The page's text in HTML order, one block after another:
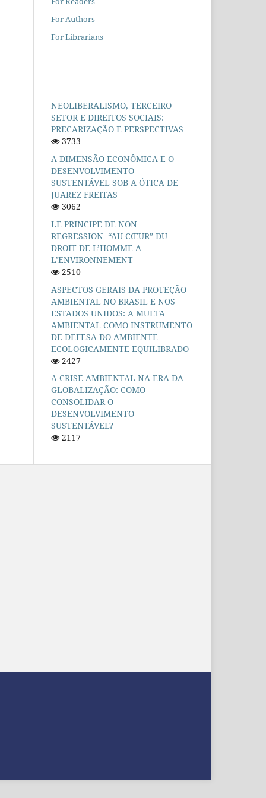
For Authors
For Librarians
NEOLIBERALISMO, TERCEIRO
SETOR E DIREITOS SOCIAIS:
PRECARIZAÇÃO E PERSPECTIVAS
3733
A DIMENSÃO ECONÔMICA E O
DESENVOLVIMENTO
SUSTENTÁVEL SOB A ÓTICA DE
JUAREZ FREITAS
3062
LE PRINCIPE DE NON
REGRESSION “AU CŒUR” DU
DROIT DE L’HOMME A
L’ENVIRONNEMENT
2510
ASPECTOS GERAIS DA PROTEÇÃO
AMBIENTAL NO BRASIL E NOS
ESTADOS UNIDOS: A MULTA
AMBIENTAL COMO INSTRUMENTO
DE DEFESA DO AMBIENTE
ECOLOGICAMENTE EQUILIBRADO
2427
A CRISE AMBIENTAL NA ERA DA
GLOBALIZAÇÃO: COMO
CONSOLIDAR O
DESENVOLVIMENTO
SUSTENTÁVEL?
2117